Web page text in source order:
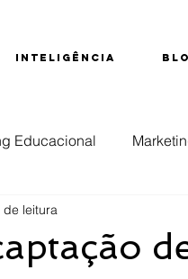
INTELIGÊNCIA
Educacional
Superior
de leitura